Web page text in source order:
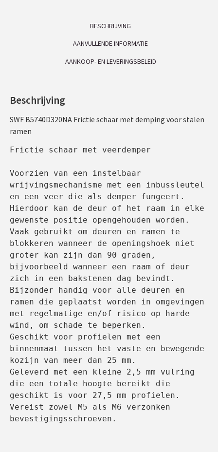
BESCHRIJVING
AANVULLENDE INFORMATIE
AANKOOP- EN LEVERINGSBELEID
Beschrijving
SWF B5740D320NA Frictie schaar met demping voor stalen
ramen
Frictie schaar met veerdemper
Voorzien van een instelbaar
wrijvingsmechanisme met een inbussleutel
en een veer die als demper fungeert.
Hierdoor kan de deur of het raam in elke
gewenste positie opengehouden worden.
Vaak gebruikt om deuren en ramen te
blokkeren wanneer de openingshoek niet
groter kan zijn dan 90 graden,
bijvoorbeeld wanneer een raam of deur
zich in een bakstenen dag bevindt.
Bijzonder handig voor alle deuren en
ramen die geplaatst worden in omgevingen
met regelmatige en/of risico op harde
wind, om schade te beperken.
Geschikt voor profielen met een
binnenmaat tussen het vaste en bewegende
kozijn van meer dan 25 mm.
Geleverd met een kleine 2,5 mm vulring
die een totale hoogte bereikt die
geschikt is voor 27,5 mm profielen.
Vereist zowel M5 als M6 verzonken
bevestigingsschroeven.